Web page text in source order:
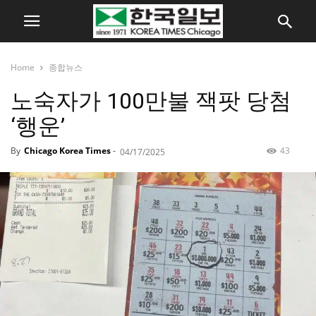
Home 종합뉴스
노숙자가 100만불 잭팟 당첨
‘행운’
By Chicago Korea Times- 04/17/2025 43